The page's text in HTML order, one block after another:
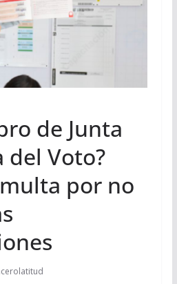
de Junta
del Voto?
por no